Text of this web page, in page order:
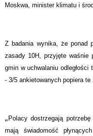
Moskwa, minister klimatu i
Z badania wynika, że ponad
zasady 10H, przyjęte waśnie
gmin w uchwalaniu
- 3/5 ankietowanych popiera te
„ Polacy dostrzegają
mają świadomość